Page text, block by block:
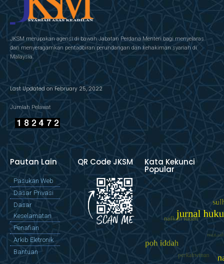
JKSM merupakan agensi di bawah Jabatan Perdana Menteri bagi menyelaras
dan menyeragamkan pentadbiran perundangan dan kehakiman syariah di
Malaysia.
Last Updated on February 25, 2022
Jumlah Pelawat
Pautan Lain
Pasukan Web
Dasar Privasi
Dasar
Keselamatan
Penafian
Arkib Eletronik
Bantuan
QR Code JKSM Kata Kekunci
Popular